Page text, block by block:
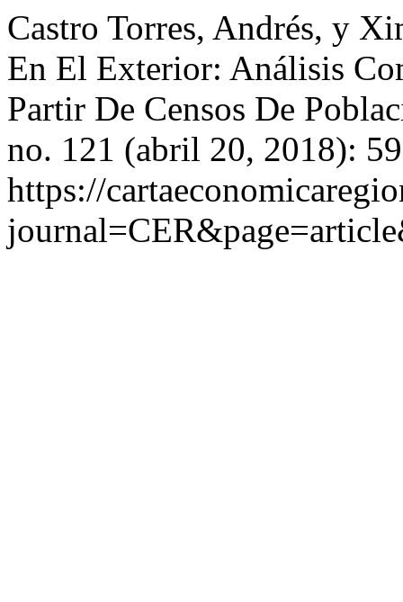
Castro Torres, Andrés, y
En El Exterior: Análisis
Partir De Censos De
no. 121 (abril 20, 2018):
https://